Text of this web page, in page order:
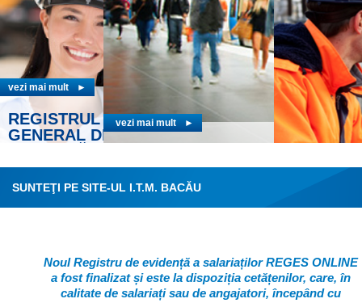
REGISTRUL
EVIDENŢĂ A
SALARIAŢILOR
vezi mai mult
RELAŢII DE MUNCĂ
vezi mai mult
SUNTEŢI PE SITE-UL I.T.M. BACĂU
Noul Registru de evidență a salariaților REGES ONLINE
a fost finalizat și este la dispoziția cetățenilor, care, în
calitate de salariați sau de angajatori, începând cu